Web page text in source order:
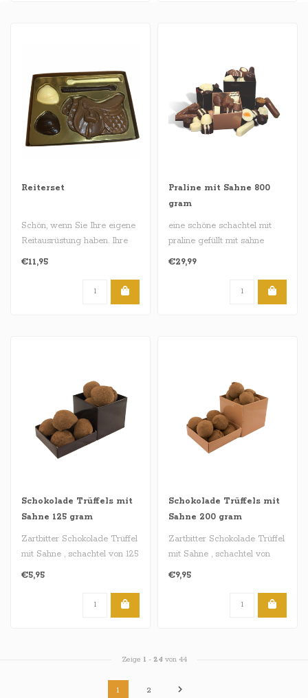
Reiterset
Schön, wenn Sie Ihre eigene
Reitausrüstung haben. Ihre
€11,95
Praline mit Sahne 800
gram
eine schöne schachtel mit
praline gefüllt mit sahne
€29,99
Schokolade Trüffels mit
Sahne 125 gram
Zartbitter Schokolade Trüffel
mit Sahne , schachtel von 125
gram..
€5,95
Schokolade Trüffels mit
Sahne 200 gram
Zartbitter Schokolade Trüffel
mit Sahne , schachtel von
200 gram..
€9,95
Zeige 1 - 24 von 44
1 2